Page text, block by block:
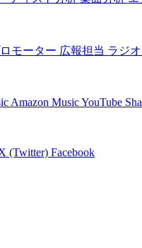
モーター 広報担当 ラジ
Amazon MusicYouTube
(Twitter) Facebook